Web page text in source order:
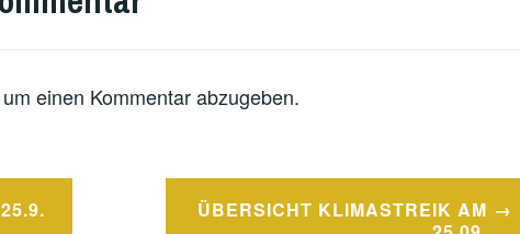
einen Kommentar abzugeben.
ÜBERSICHT KLIMASTREIK AM